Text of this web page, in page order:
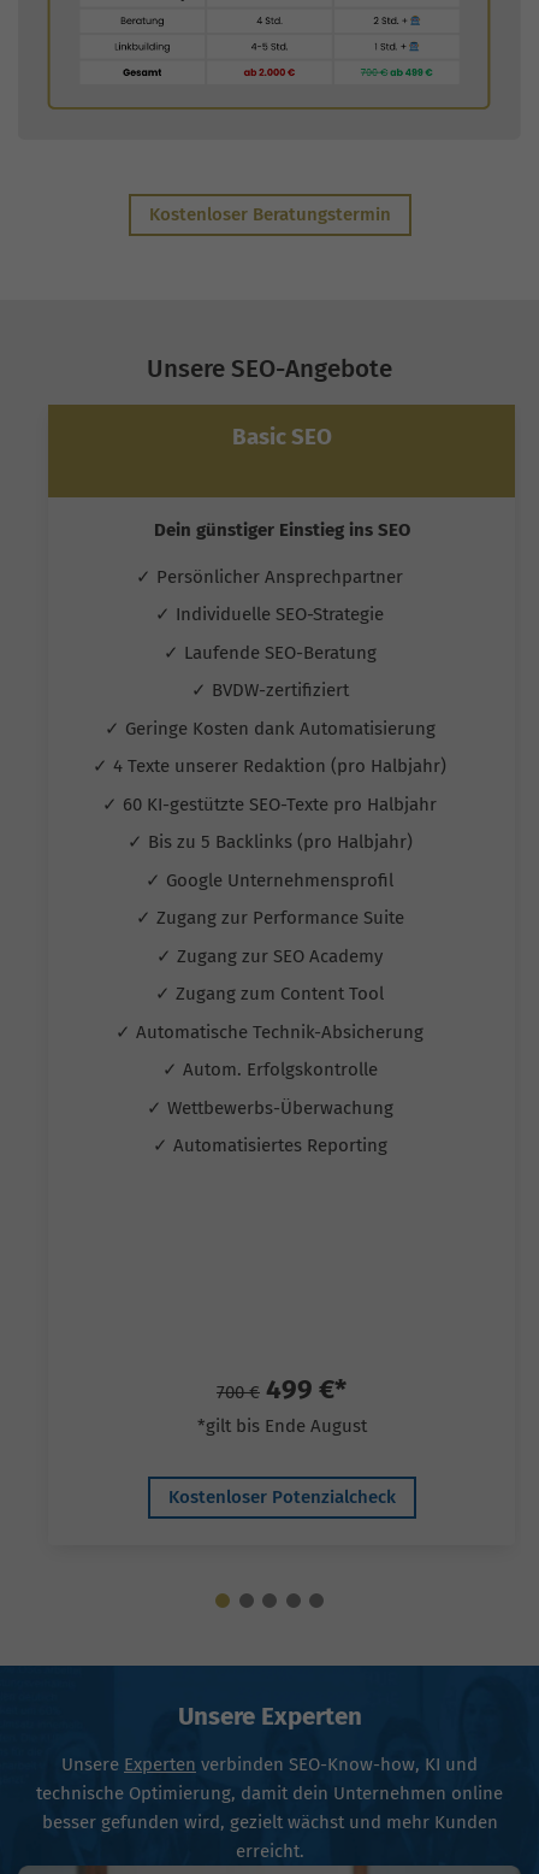
Kostenloser Beratungstermin
Unsere SEO-Angebote
Basic SEO
Dein günstiger Einstieg ins SEO
✓ Persönlicher Ansprechpartner
✓ Individuelle SEO-Strategie
✓ Laufende SEO-Beratung
✓ BVDW-zertifiziert
✓ Geringe Kosten dank Automatisierung
✓ 4 Texte unserer Redaktion (pro Halbjahr)
✓ 60 KI-gestützte SEO-Texte pro Halbjahr
✓ Bis zu 5 Backlinks (pro Halbjahr)
✓ Google Unternehmensprofil
✓ Zugang zur Performance Suite
✓ Zugang zur SEO Academy
✓ Zugang zum Content Tool
✓ Automatische Technik-Absicherung
✓ Autom. Erfolgskontrolle
✓ Wettbewerbs-Überwachung
✓ Automatisiertes Reporting
700 € 499 €*
*gilt bis Ende August
Kostenloser Potenzialcheck
Unsere Experten
Unsere Experten verbinden SEO-Know-how, KI und
technische Optimierung, damit dein Unternehmen online
besser gefunden wird, gezielt wächst und mehr Kunden
erreicht.